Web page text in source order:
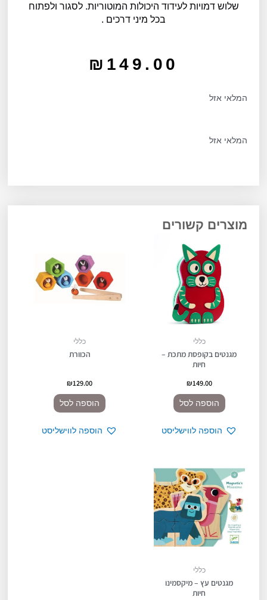
שלוש דמויות לעידוד היכולות המוטוריות. לסגור ולפתוח
בכל מיני דרכים .
₪ 149.00
המלאי אזל
המלאי אזל
מוצרים קשורים
כללי
מגנטים בקופסת מתכת –
חיות
₪149.00
הוספה לסל
הוספה לווישליסט
כללי
הכוורת
₪129.00
הוספה לסל
הוספה לווישליסט
כללי
מגנטים עץ – מיקסמינו
חיות